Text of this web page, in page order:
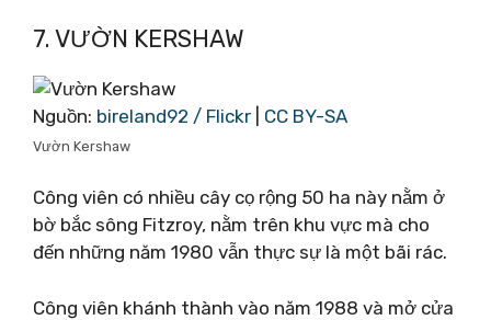
7. VƯỜN KERSHAW
Nguồn: bireland92 / Flickr CC BY-SA
Vườn Kershaw
Công viên có nhiều cây cọ rộng 50 ha này nằm ở
bờ bắc sông Fitzroy, nằm trên khu vực mà cho
đến những năm 1980 vẫn thực sự là một bãi rác.
Công viên khánh thành vào năm 1988 và mở cửa